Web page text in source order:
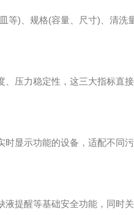
)、规格(容量、尺寸)、清洗
力稳定性，这三大指标直
示功能的设备，适配不同
醒等基础安全功能，同时